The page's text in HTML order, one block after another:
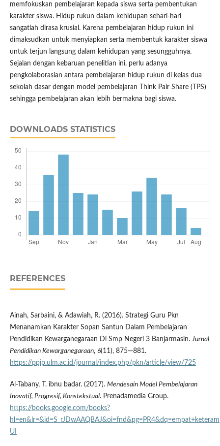
memfokuskan pembelajaran kepada siswa serta pembentukan
karakter siswa. Hidup rukun dalam kehidupan sehari-hari
sangatlah dirasa krusial. Karena pembelajaran hidup rukun ini
dimaksudkan untuk menyiapkan serta membentuk karakter siswa
untuk terjun langsung dalam kehidupan yang sesungguhnya.
Sejalan dengan kebaruan penelitian ini, perlu adanya
pengkolaborasian antara pembelajaran hidup rukun di kelas dua
sekolah dasar dengan model pembelajaran Think Pair Share (TPS)
sehingga pembelajaran akan lebih bermakna bagi siswa.
DOWNLOADS STATISTICS
REFERENCES
Ainah, Sarbaini, & Adawiah, R. (2016). Strategi Guru Pkn
Menanamkan Karakter Sopan Santun Dalam Pembelajaran
Pendidikan Kewarganegaraan Di Smp Negeri 3 Banjarmasin.Jurnal
Pendidikan Kewarganegaraan, 6(11), 875—881.
https://ppjp.ulm.ac.id/journal/index.php/pkn/article/view/725
Al-Tabany, T. ibnu badar. (2017). Mendesain Model Pembelajaran
Inovatif, Progresif, Konstekstual. Prenadamedia Group.
https://books.google.com/books?
UI